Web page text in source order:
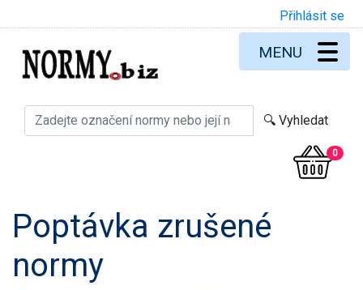
Přihlásit se
0
MENU
Poptávka zrušené
normy